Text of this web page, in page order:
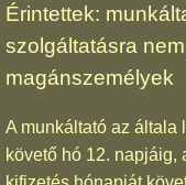
Érintettek:
szolgáltatásra
magánszemélyek
A munkáltató az általa
követő hó 12. napjáig,